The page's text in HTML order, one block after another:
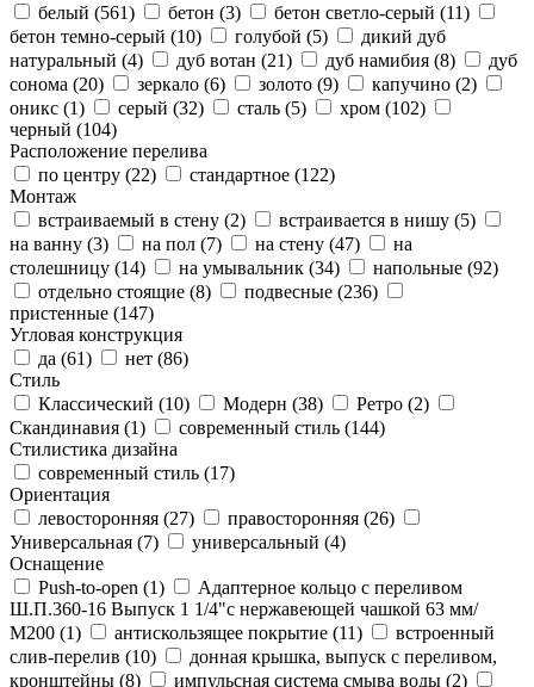
белый (561) бетон (3) бетон светло-серый (11)
бетон темно-серый (10) голубой (5)
дикий дуб
натуральный (4) дуб вотан (21) дуб намибия (8)
дуб
сонома (20) зеркало (6) золото (9) капучино (2)
оникс (1) серый (32) сталь (5) хром (102)
черный (104)
Расположение перелива
по центру (22) стандартное (122)
Монтаж
встраиваемый в стену (2) встраивается в нишу (5)
на ванну (3) на пол (7) на стену (47)
на
столешницу (14) на умывальник (34) напольные (92)
отдельно стоящие (8) подвесные (236)
пристенные (147)
Угловая конструкция
да (61) нет (86)
Стиль
Классический (10) Модерн (38) Ретро (2)
Скандинавия (1) современный стиль (144)
Стилистика дизайна
современный стиль (17)
Ориентация
левосторонняя (27) правосторонняя (26)
Универсальная (7) универсальный (4)
Оснащение
Push-to-open (1)
Адаптерное кольцо с переливом
Ш.П.360-16 Выпуск 1 1/4"с нержавеющей чашкой 63 мм/
М200 (1) антискользящее покрытие (11)
встроенный
слив-перелив (10)
донная крышка, выпуск с переливом,
кронштейны (8) импульсная система смыва воды (2)